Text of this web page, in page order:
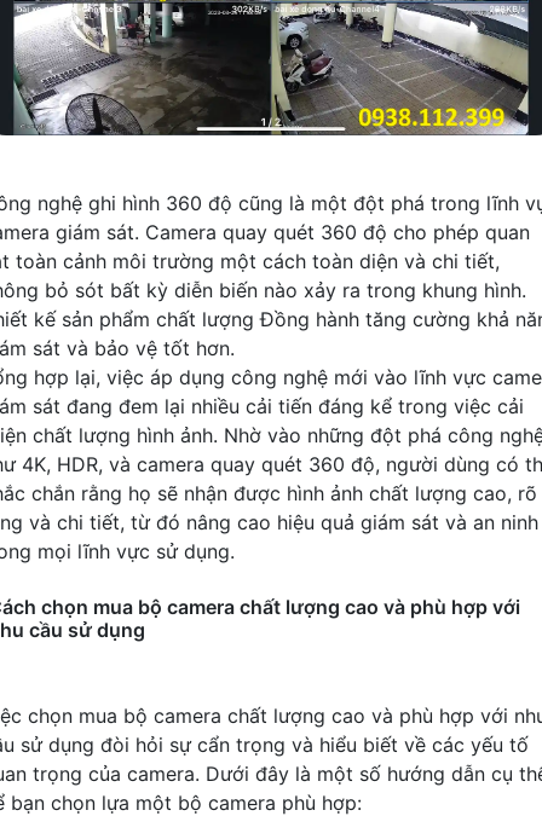
nghệ ghi hình 360 độ cũng là một đột phá trong lĩnh
giám sát. Camera quay quét 360 độ cho phép quan
toàn cảnh môi trường một cách toàn diện và chi tiết,
bỏ sót bất kỳ diễn biến nào xảy ra trong khung hình.
kế sản phẩm chất lượng Đồng hành tăng cường khả
sát và bảo vệ tốt hơn.
hợp lại, việc áp dụng công nghệ mới vào lĩnh vực
sát đang đem lại nhiều cải tiến đáng kể trong việc cải
chất lượng hình ảnh. Nhờ vào những đột phá công
4K, HDR, và camera quay quét 360 độ, người dùng có
chắn rằng họ sẽ nhận được hình ảnh chất lượng cao, rõ
và chi tiết, từ đó nâng cao hiệu quả giám sát và an ninh
mọi lĩnh vực sử dụng.
chọn mua bộ camera chất lượng cao và phù hợp với
cầu sử dụng
chọn mua bộ camera chất lượng cao và phù hợp với
sử dụng đòi hỏi sự cẩn trọng và hiểu biết về các yếu tố
trọng của camera. Dưới đây là một số hướng dẫn cụ
bạn chọn lựa một bộ camera phù hợp: